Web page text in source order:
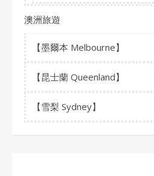
澳洲旅遊
【墨爾本 Melbourne】
【昆士蘭 Queenland】
【雪梨 Sydney】